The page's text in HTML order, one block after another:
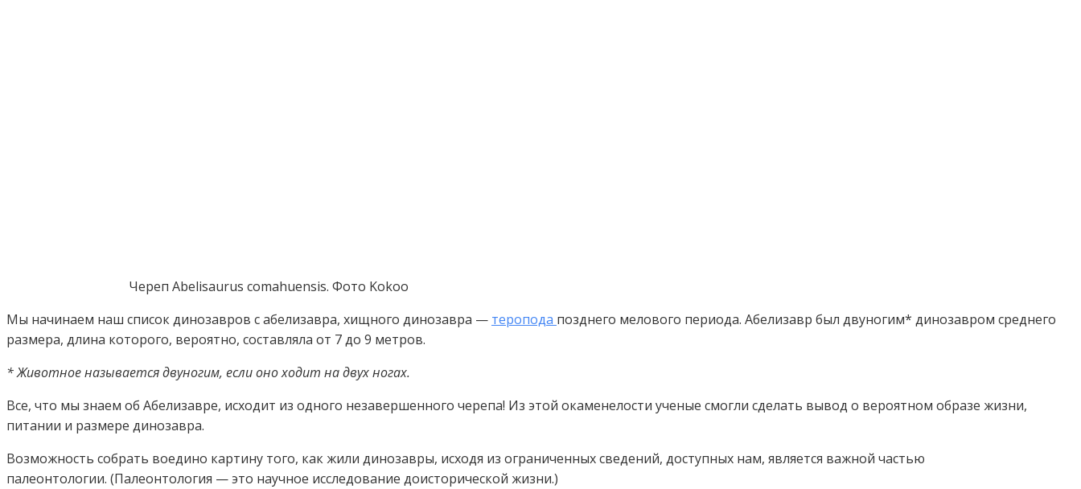
Череп Abelisaurus comahuensis. Фото Kokoo
Мы начинаем наш список динозавров с абелизавра, хищного динозавра — теропода позднего мелового периода. Абелизавр был двуногим* динозавром среднего
размера, длина которого, вероятно, составляла от 7 до 9 метров.
* Животное называется двуногим, если оно ходит на двух ногах.
Все, что мы знаем об Абелизавре, исходит из одного незавершенного черепа! Из этой окаменелости ученые смогли сделать вывод о вероятном образе жизни,
питании и размере динозавра.
Возможность собрать воедино картину того, как жили динозавры, исходя из ограниченных сведений, доступных нам, является важной частью
палеонтологии. (Палеонтология — это научное исследование доисторической жизни.)